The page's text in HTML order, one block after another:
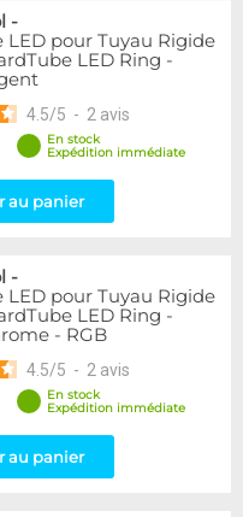
-
LED pour Tuyau Rigide
LED Ring -
4.5/5 - 2 avis
En stock
Expédition immédiate
au panier
-
LED pour Tuyau Rigide
LED Ring -
- RGB
4.5/5 - 2 avis
En stock
Expédition immédiate
au panier